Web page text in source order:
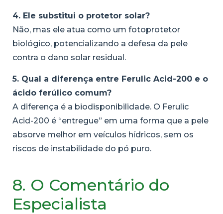
4. Ele substitui o protetor solar?
Não, mas ele atua como um fotoprotetor
biológico, potencializando a defesa da pele
contra o dano solar residual.
5. Qual a diferença entre Ferulic Acid-200 e o
ácido ferúlico comum?
A diferença é a biodisponibilidade. O Ferulic
Acid-200 é “entregue” em uma forma que a pele
absorve melhor em veículos hídricos, sem os
riscos de instabilidade do pó puro.
8. O Comentário do
Especialista